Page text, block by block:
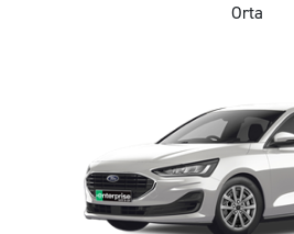
Orta